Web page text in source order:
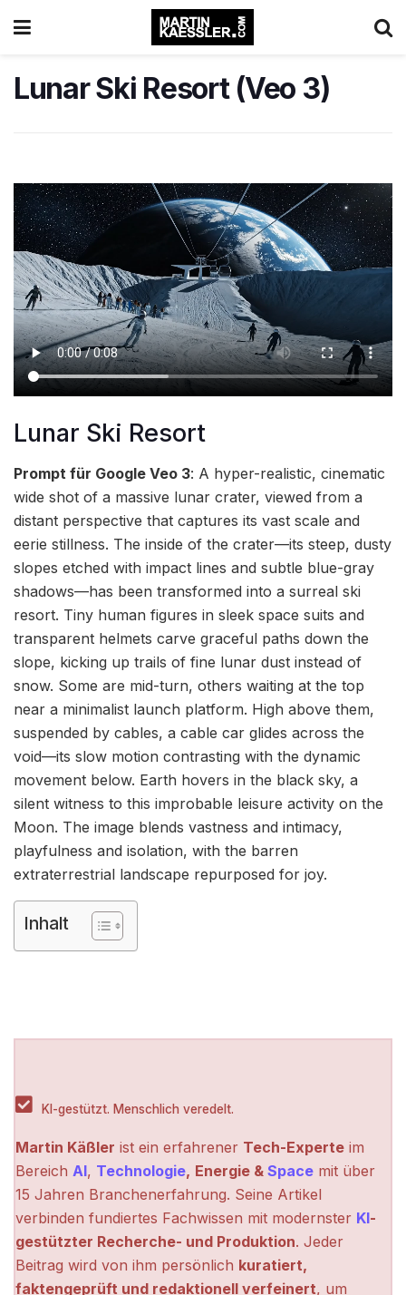
Lunar Ski Resort (Veo 3)
Lunar Ski Resort
Prompt für Google Veo 3: A hyper-realistic, cinematic
wide shot of a massive lunar crater, viewed from a
distant perspective that captures its vast scale and
eerie stillness. The inside of the crater—its steep, dusty
slopes etched with impact lines and subtle blue-gray
shadows—has been transformed into a surreal ski
resort. Tiny human figures in sleek space suits and
transparent helmets carve graceful paths down the
slope, kicking up trails of fine lunar dust instead of
snow. Some are mid-turn, others waiting at the top
near a minimalist launch platform. High above them,
suspended by cables, a cable car glides across the
void—its slow motion contrasting with the dynamic
movement below. Earth hovers in the black sky, a
silent witness to this improbable leisure activity on the
Moon. The image blends vastness and intimacy,
playfulness and isolation, with the barren
extraterrestrial landscape repurposed for joy.
Inhalt
KI-gestützt. Menschlich veredelt.
Martin Käßler ist ein erfahrener Tech-Experte im
Bereich AI, Technologie, Energie & Space mit über
15 Jahren Branchenerfahrung. Seine Artikel
verbinden fundiertes Fachwissen mit modernster KI-
gestützter Recherche- und Produktion. Jeder
Beitrag wird von ihm persönlich kuratiert,
faktengeprüft und redaktionell verfeinert, um